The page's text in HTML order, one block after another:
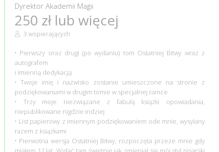
Dyrektor Akademii Magii
250 zł lub więcej
3 wspierających
• Pierwszy oraz drugi (po wydaniu) tom Ostatniej Bitwy wraz z
autografem
i imienną dedykacją
• Twoje imię i nazwisko zostanie umieszczone na stronie z
podziękowaniami w drugim tomie w specjalnej ramce
• Trzy moje niezwiązane z fabułą książki opowiadania,
niepublikowane nigdzie indziej
• List papierowy z imiennym podziękowaniem ode mnie, wysyłany
razem z książkami
• Pierwotna wersja Ostatniej Bitwy, rozpoczęta przeze mnie gdy